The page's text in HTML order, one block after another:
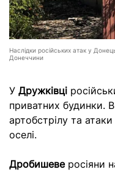
Наслідки російських атак у
Донеччини
У Дружківці
приватних будинки. В
артобстрілу та
оселі.
Дробишеверосіяни